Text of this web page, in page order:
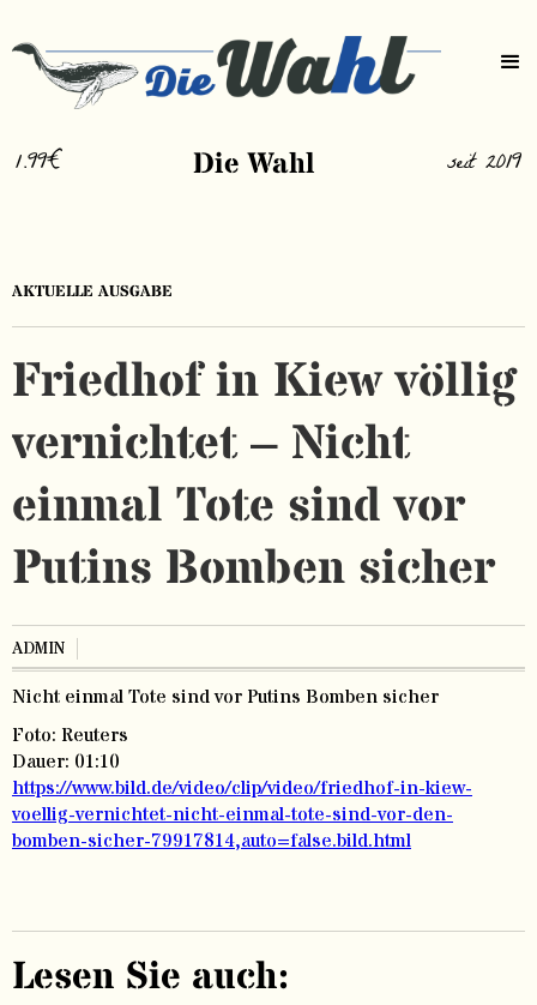
1.99€ Die Wahl seit 2019
AKTUELLE AUSGABE
Friedhof in Kiew völlig
vernichtet – Nicht
einmal Tote sind vor
Putins Bomben sicher
ADMIN
Nicht einmal Tote sind vor Putins Bomben sicher
Foto: Reuters
Dauer: 01:10
https://www.bild.de/video/clip/video/friedhof-in-kiew-
voellig-vernichtet-nicht-einmal-tote-sind-vor-den-
bomben-sicher-79917814,auto=false.bild.html
Lesen Sie auch: